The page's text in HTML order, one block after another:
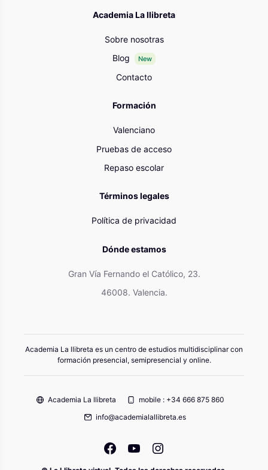
Academia La llibreta
Sobre nosotras
Blog
New
Contacto
Formación
Valenciano
Pruebas de acceso
Repaso escolar
Términos legales
Política de privacidad
Dónde estamos
Gran Vía Fernando el Católico, 23.
46008. Valencia.
Academia La llibreta es un centro de estudios multidisciplinar con
formación presencial, semipresencial y online.
Academia La llibreta
mobile : +34 666 875 860
info@academialallibreta.es